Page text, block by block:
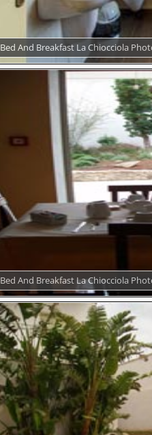
Bed And Breakfast La Chiocciola
Bed And Breakfast La Chiocciola